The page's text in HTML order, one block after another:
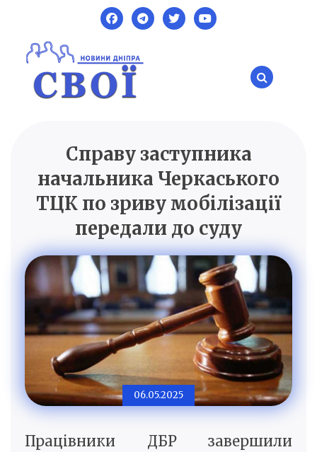
content
SVOI.DP.UA
Новини Дніпра
Справу заступника
начальника Черкаського
ТЦК по зриву мобілізації
передали до суду
06.05.2025
Працівники ДБР завершили